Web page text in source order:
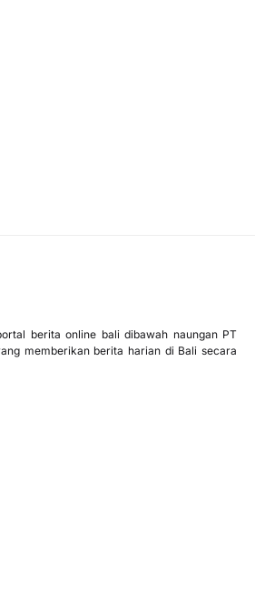
berita online bali dibawah naungan PT
memberikan berita harian di Bali secara